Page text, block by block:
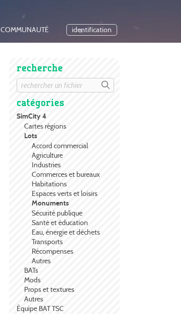
COMMUNAUTÉ identification
recherche
catégories
SimCity 4
Cartes régions
Lots
Accord commercial
Agriculture
Industries
Commerces et bureaux
Habitations
Espaces verts et loisirs
Monuments
Sécurité publique
Santé et éducation
Eau, énergie et déchets
Transports
Récompenses
Autres
BATs
Mods
Props et textures
Autres
Équipe BAT TSC